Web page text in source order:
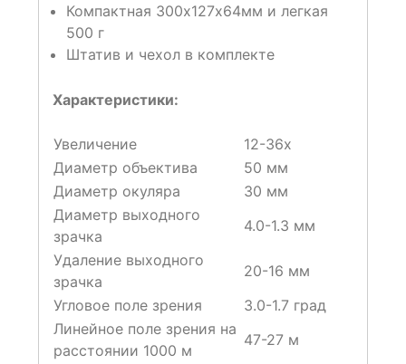
Компактная 300х127х64мм и легкая
500 г
Штатив и чехол в комплекте
Характеристики:
Увеличение
12-36х
Диаметр объектива
50 мм
Диаметр окуляра
30 мм
Диаметр выходного
зрачка
4.0-1.3 мм
Удаление выходного
зрачка
20-16 мм
Угловое поле зрения
3.0-1.7 град
Линейное поле зрения на
расстоянии 1000 м
47-27 м